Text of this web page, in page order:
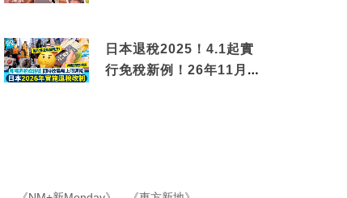
日本退稅2025！4.1起實
行免稅新例！26年11月